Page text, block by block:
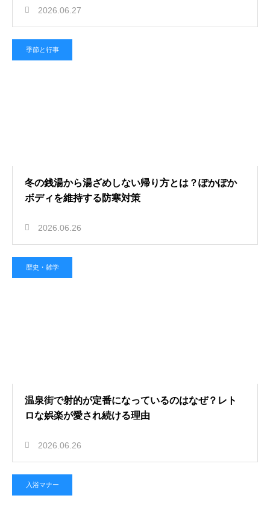
2026.06.27
季節と行事
冬の銭湯から湯ざめしない帰り方とは？ぽかぽか
ボディを維持する防寒対策
2026.06.26
歴史・雑学
温泉街で射的が定番になっているのはなぜ？レト
ロな娯楽が愛され続ける理由
2026.06.26
入浴マナー